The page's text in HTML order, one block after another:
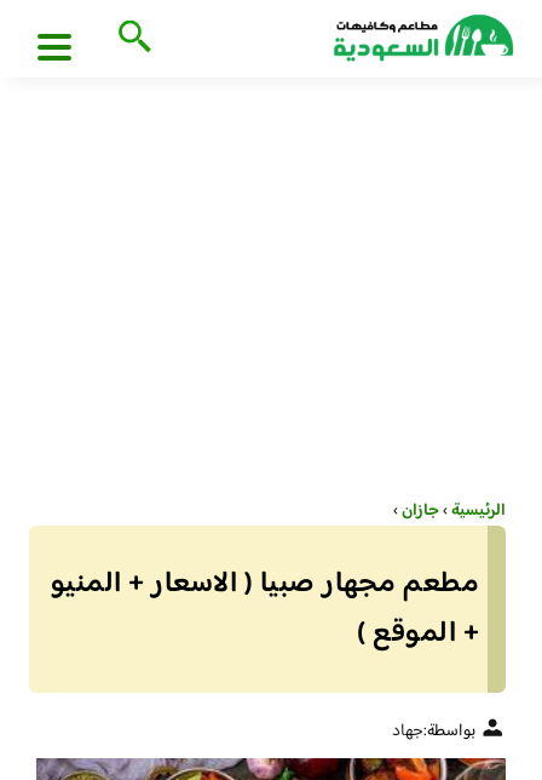
الرئيسية›جازان›
مطعم مجهار صبيا ( الاسعار + المنيو
+ الموقع )
بواسطة:جهاد